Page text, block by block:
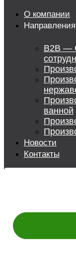
О компании
Направления
B2B —
ванной
Новости
Контакты